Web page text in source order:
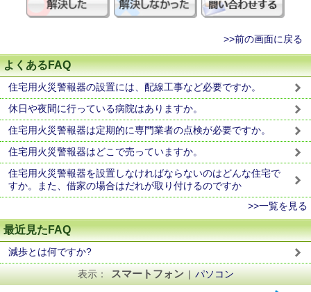
>>前の画面に戻る
よくあるFAQ
住宅用火災警報器の設置には、配線工事など必要ですか。
休日や夜間に行っている病院はありますか。
住宅用火災警報器は定期的に専門業者の点検が必要ですか。
住宅用火災警報器はどこで売っていますか。
住宅用火災警報器を設置しなければならないのはどんな住宅で
すか。また、借家の場合はだれが取り付けるのですか
>>一覧を見る
最近見たFAQ
減歩とは何ですか?
表示： スマートフォン | パソコン